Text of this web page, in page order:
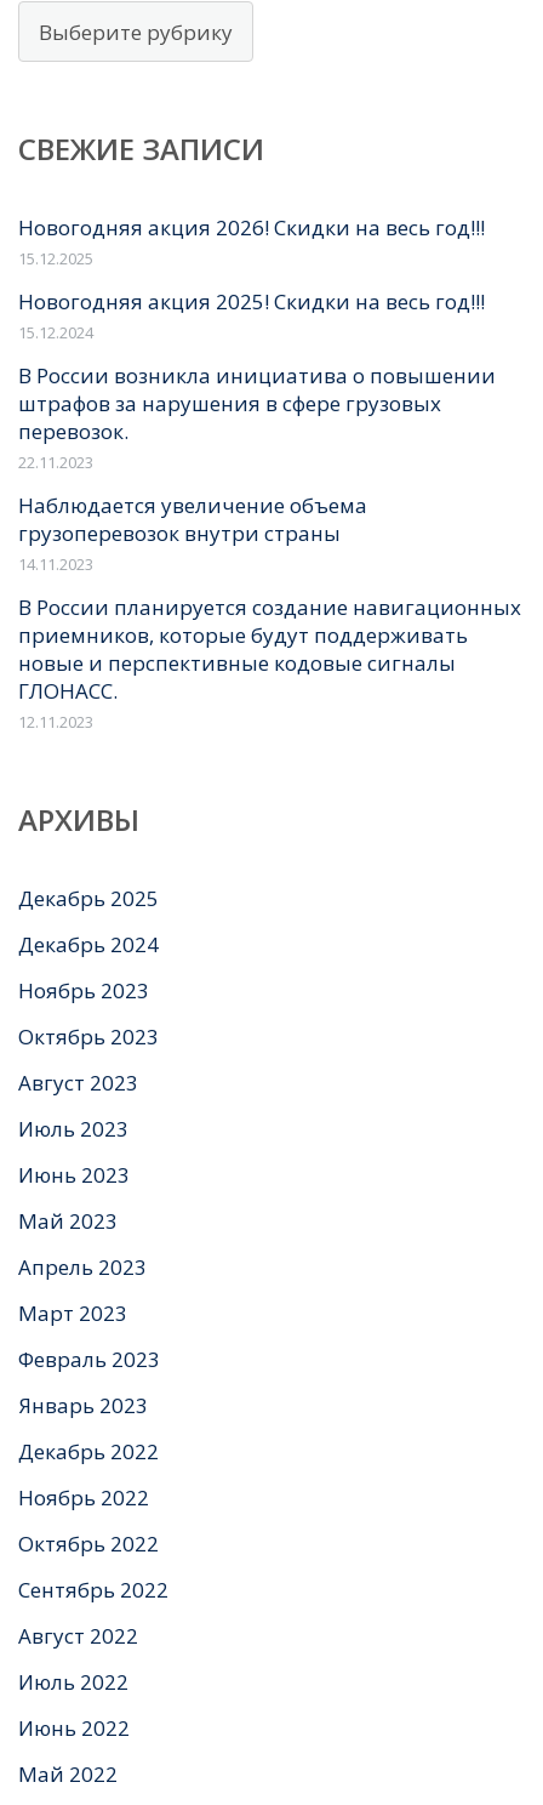
Рубрики
СВЕЖИЕ ЗАПИСИ
Новогодняя акция 2026! Скидки на весь год!!!
15.12.2025
Новогодняя акция 2025! Скидки на весь год!!!
15.12.2024
В России возникла инициатива о повышении
штрафов за нарушения в сфере грузовых
перевозок.
22.11.2023
Наблюдается увеличение объема
грузоперевозок внутри страны
14.11.2023
В России планируется создание навигационных
приемников, которые будут поддерживать
новые и перспективные кодовые сигналы
ГЛОНАСС.
12.11.2023
АРХИВЫ
Декабрь 2025
Декабрь 2024
Ноябрь 2023
Октябрь 2023
Август 2023
Июль 2023
Июнь 2023
Май 2023
Апрель 2023
Март 2023
Февраль 2023
Январь 2023
Декабрь 2022
Ноябрь 2022
Октябрь 2022
Сентябрь 2022
Август 2022
Июль 2022
Июнь 2022
Май 2022